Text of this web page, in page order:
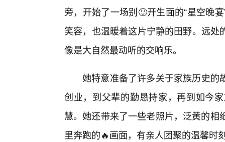
旁，开始了一场别🙂开生面的“星空晚
笑容，也温暖着这片宁静的田野。远
像是大自然最动听的交响乐。
她特意准备了许多关于家族历史的
创业，到父辈的勤恳持家，再到如今
慧。她还带来了一些老照片，泛黄的
里奔跑的🔥画面，有亲人团聚的温馨时